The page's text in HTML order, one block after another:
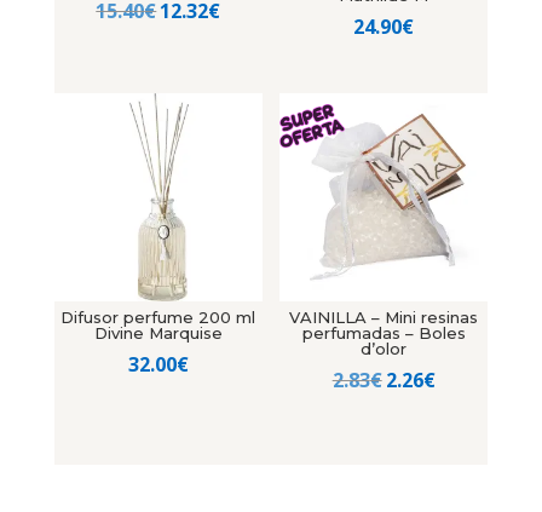
15.40€El
era:
15.40€.
12.32€El
12.32€.
24.90€
Difusor perfume 200 ml
Divine Marquise
32.00€
VAINILLA – Mini resinas
perfumadas – Boles
d’olor
2.83€El
2.26€El